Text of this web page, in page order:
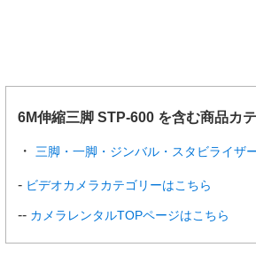
6M伸縮三脚 STP-600 を含む商品カ
三脚・一脚・ジンバル・スタビライザ
ビデオカメラカテゴリーはこちら
カメラレンタルTOPページはこちら